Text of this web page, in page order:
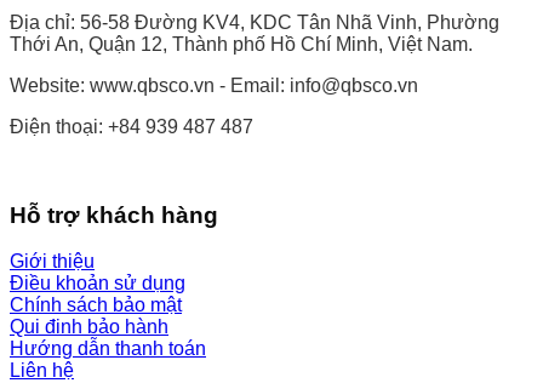
Địa chỉ: 56-58 Đường KV4, KDC Tân Nhã Vinh, Phường
Thới An, Quận 12, Thành phố Hồ Chí Minh, Việt Nam.
Website: www.qbsco.vn - Email: info@qbsco.vn
Điện thoại: +84 939 487 487
Hỗ trợ khách hàng
Giới thiệu
Điều khoản sử dụng
Chính sách bảo mật
Qui đinh bảo hành
Hướng dẫn thanh toán
Liên hệ